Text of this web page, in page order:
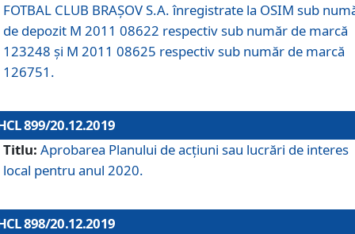
FOTBAL CLUB BRAȘOV S.A. înregistrate la OSIM sub
de depozit M 2011 08622 respectiv sub număr de marcă
123248 și M 2011 08625 respectiv sub număr de marcă
126751.
899/20.12.2019
Titlu: Aprobarea Planului de acţiuni sau lucrări de interes
local pentru anul 2020.
898/20.12.2019